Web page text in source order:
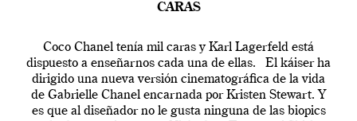
CARAS
Coco Chanel tenía mil caras y Karl Lagerfeld está
dispuesto a enseñarnos cada una de ellas. El káiser ha
dirigido una nueva versión cinematográfica de la vida
de Gabrielle Chanel encarnada por Kristen Stewart. Y
es que al diseñador no le gusta ninguna de las biopics